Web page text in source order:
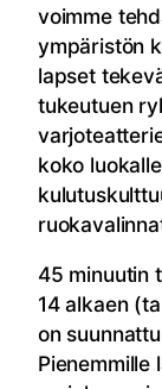
voimme
ympäristön
lapset
tukeutuen
koko
45 minuutin
14 alkaen
on
Pienemmille